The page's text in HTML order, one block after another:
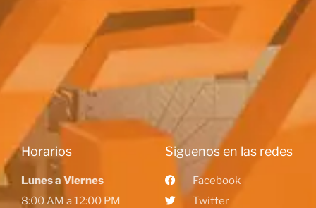
Horarios
Lunes a Viernes
8:00 AM a 12:00 PM
Siguenos en las redes
Facebook
Twitter